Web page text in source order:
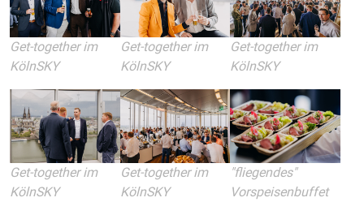
Get-together im
KölnSKY
Get-together im
KölnSKY
Get-together im
KölnSKY
Get-together im
KölnSKY
Get-together im
KölnSKY
"fliegendes"
Vorspeisenbuffet